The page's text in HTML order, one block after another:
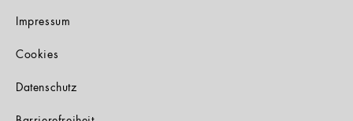
Impressum
Cookies
Datenschutz